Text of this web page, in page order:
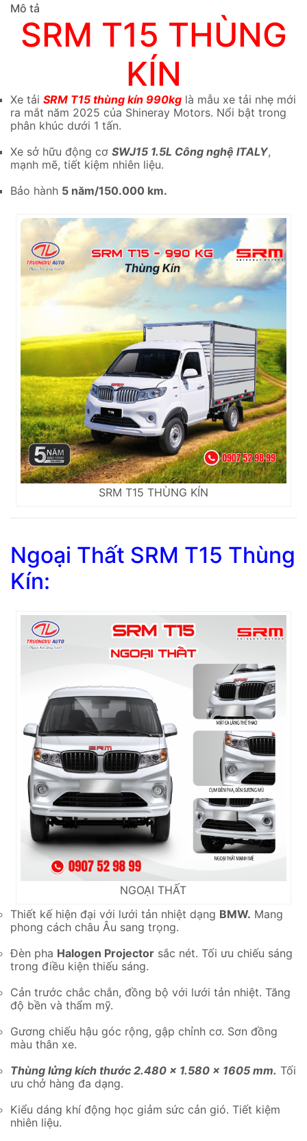
Mô tả
SRM T15 THÙNG
KÍN
Xe tải SRM T15 thùng kín 990kg là mẫu xe tải nhẹ mới
ra mắt năm 2025 của Shineray Motors. Nổi bật trong
phân khúc dưới 1 tấn.
Xe sở hữu động cơ SWJ15 1.5L Công nghệ ITALY,
mạnh mẽ, tiết kiệm nhiên liệu.
Bảo hành 5 năm/150.000 km.
SRM T15 THÙNG KÍN
Ngoại Thất SRM T15 Thùng
Kín:
NGOẠI THẤT
Thiết kế hiện đại với lưới tản nhiệt dạng BMW. Mang
phong cách châu Âu sang trọng.
Đèn pha Halogen Projector sắc nét. Tối ưu chiếu sáng
trong điều kiện thiếu sáng.
Cản trước chắc chắn, đồng bộ với lưới tản nhiệt. Tăng
độ bền và thẩm mỹ.
Gương chiếu hậu góc rộng, gập chỉnh cơ. Sơn đồng
màu thân xe.
Thùng lửng kích thước 2.480 x 1.580 x 1605 mm. Tối
ưu chở hàng đa dạng.
Kiểu dáng khí động học giảm sức cản gió. Tiết kiệm
nhiên liệu.